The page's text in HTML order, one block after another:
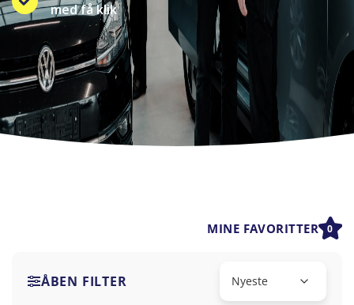
med få klik
MINE FAVORITTER 0
ÅBEN FILTER